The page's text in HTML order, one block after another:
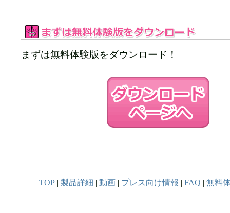
まずは無料体験版をダウンロード！
TOP| 製品詳細 | 動画| プレス向け情報 | FAQ | 無料